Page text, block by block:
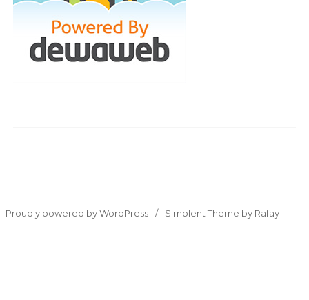
Proudly powered by WordPress Simplent Theme by Rafay